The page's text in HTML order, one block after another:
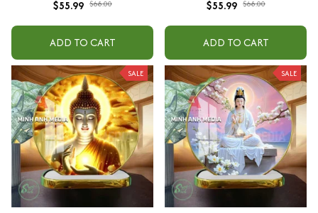
$55.99 $68.00
ADD TO CART
$55.99 $68.00
ADD TO CART
SALE SALE